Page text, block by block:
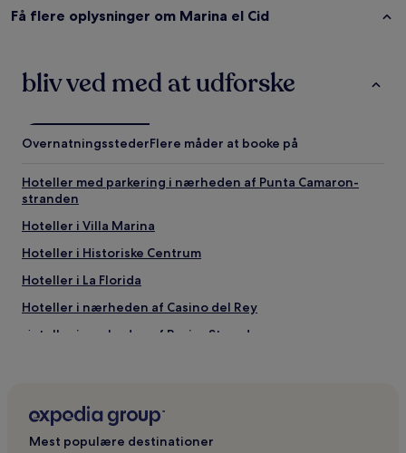
Få flere oplysninger om Marina el Cid
bliv ved med at udforske
OvernatningsstederFlere måder at booke på
Hoteller med parkering i nærheden af Punta Camaron-
stranden
Hoteller i Villa Marina
Hoteller i Historiske Centrum
Hoteller i La Florida
Hoteller i nærheden af Casino del Rey
Hoteller i nærheden af Brujas Strand
Forretningshoteller i La Florida
Hoteller i Olímpica
Mest populære destinationer